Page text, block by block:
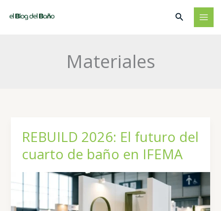
Buscar
Materiales
REBUILD 2026: El futuro del
cuarto de baño en IFEMA